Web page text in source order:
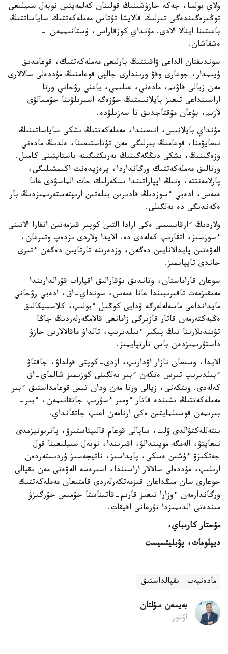
ولاي بولسا، جەكە جازۋشىنىڭ قولىنان كەلمەيتىن نوبەل سىيلىعى
توڭىرەگىندەگى تىرلىك قالايشا تۇتاس مەملەكەتتىك ساياساتتىڭ
باعىتىنا اينالا الادى. مۇنداي كوزقاراس، ۇستانىممەن -
ەشقاشان.
سوندىقتان الداعى ۋاقىتتىڭ بارلىعى مەملەكەتتىك، قوعامدىق
ۇيىمدار، جوعارى وقۋ ورىندارى جالپى قوعامنىڭ مۇددەلى سالالارى
مەن زيالى قاۋىم، مادەني، عىلىمي، ياعني رۋحاني ورتا
اراسىنداعى تىعىز بايلانىستىڭ جۇزەگە اسىرىلۋىنا جۇمسالۋى
لازىم، بۇعان مۇقتاجدىق تا سەزىلۋدە.
مۇنداي بايلانىس، انىعىندا، مەملەكەتتىڭ ىشكى ساياساتىنىڭ
نىعايۋىنا، قوعامىڭ بىرلىگى مەن تۇتاستىعىنا، ەلدىڭ مادەني
وزەگىنىڭ، ىشكى دىڭگەگىنىڭ بەرىكتىگىنە باستايتىنى كامىل.
ورتالىق مەملەكەتتىك ورگانداردا، پرەزيدەنت اكىمشىلىگى،
پارلامەنتتە، ونىڭ اپپاراتىندا ىسكەرلىك حات الماسۋدى عانا
ەمەس، ادەبي ءسوزدىڭ قادىرىن بىلەتىن ارىپتەستەرىمىزدىڭ بار
ەكەندىگى دە بەلگىلى.
ولاردىڭ ءارقايسىسى ەكى ارادا التىن كوپىر قىزمەتىن اتقارا الاتىنى
ءسوزسىز، اتقارىپ كەلەدى دە. الايدا ولاردى ىزدەپ وتىرعان،
الەۋەتىن پايدالانايىن دەگەن، وزدەرىنە تارتايىن دەگەن ءتىرى
جاندى تاپپايمىز.
سوعان قاراماستان، وتاندىق بۇقارالىق اقپارات قۇرالدارىندا
مەمقىزمەت تاقىرىبىندا عانا ەمەس، سونداي-اق، ادەبي رۋحاني
مايدانداعى ماسەلەلەرگە ۇدايى كوڭىل ءبولىپ، كلاسسيكالىق
ەڭبەكتەرمەن قاتار قازىرگى زامانعى قالامگەرلەردىڭ جاڭا
تۋىندىلارىنا تىڭ پىكىر ءبىلدىرىپ، تالداۋ ماقالالارىن جازۋ
داستۇرىمىزدەن باس تارتپايمىز.
الايدا، وسىعان نازار اۋدارىپ، ازدى-كوپتى قولداۋ، جاقتاۋ
ءبىلدىرىپ تىرس ەتكەن ءبىر بەلگىنى كوزىمىز شالماي-اق
كەلەدى. ويتكەنى، زيالى ورتا مەن ودان تىس قوعامداستىق ءبىر
مەملەكەتتىڭ ىشىندە قاتار ءومىر ءسۇرىپ جاتقانىمەن، ءبىر-
بىرىمەن قوسىلمايتىن ەكى ارنامەن اعىپ جاتقانداي.
ينتەللەكتۋالدى ۇلت، ساپالى قوعام قالىپتاستىرۋ، پاتريوتيزمدى
نىعايتۋ، الەمگە مويىندالۋ، اقىرىندا، نوبەل سىيلىعىنا قول
جەتكىزۋ ءۇشىن ەسكى، پايداسىز، ناتيجەسىز ۇردىستەردەن
ارىلىپ، مۇددەلى سالالار اراسىندا، اسىرەسە الەۋەتى مەن ىقپالى
جوعارى سان مىڭداعان قىزمەتكەرلەردى قامتىعان مەملەكەتتىك
ورگاندارمەن ءوزارا تىعىز قارىم-قاتىناستا جۇمىس جۇرگىزۋ
مىندەتى الدىمىزدا تۇرعانى اقيقات.
مۇحتار كارىباي،
ديپلومات، پۋبليتسيست
مادەنيەت ىقپالداستىق
بەيسەن سۇلتان
اۆتور